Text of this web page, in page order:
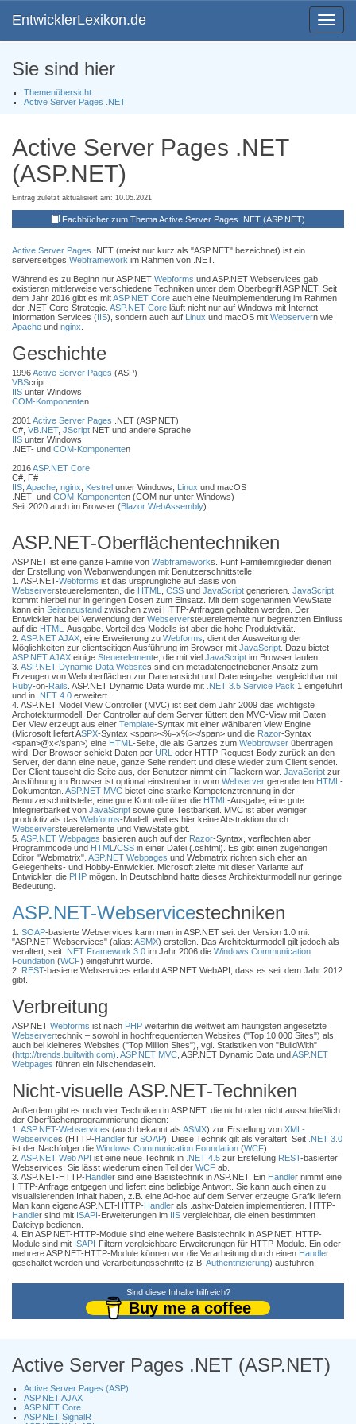
Toggle
EntwicklerLexikon.de
Sie sind hier
Themenübersicht
Active Server Pages .NET
Active Server Pages .NET
(ASP.NET)
Eintrag zuletzt aktualisiert am: 10.05.2021
Fachbücher zum Thema Active Server Pages .NET (ASP.NET)
Active Server Pages .NET (meist nur kurz als "ASP.NET" bezeichnet) ist ein
serverseitiges Webframework im Rahmen von .NET.
Während es zu Beginn nur ASP.NET Webforms und ASP.NET Webservices gab,
existieren mittlerweise verschiedene Techniken unter dem Oberbegriff ASP.NET. Seit
dem Jahr 2016 gibt es mitASP.NET Core auch eine Neuimplementierung im Rahmen
der .NET Core-Strategie. ASP.NET Core läuft nicht nur auf Windows mit Internet
Information Services (IIS), sondern auch auf Linux und macOS mit Webservern wie
Apache und nginx
Geschichte
1996Active Server Pages (ASP)
VBScript
IIS unter Windows
COM-Komponenten
2001 Active Server Pages .NET (ASP.NET)
C#, VB.NET, JScript .NET und andere Sprache
IIS unter Windows
.NET- und COM-Komponenten
2016ASP.NET Core
C#, F#
IIS Apache nginx Kestrel unter Windows, Linux und macOS
.NET- und COM-Komponenten (COM nur unter Windows)
Seit 2020 auch im Browser (Blazor WebAssembly)
ASP.NET-Oberflächentechniken
ASP.NET ist eine ganze Familie von Webframeworks. Fünf Familiemitglieder dienen
der Erstellung von Webanwendungen mit Benutzerschnittstelle:
1. ASP.NET-Webforms ist das ursprüngliche auf Basis von
Webserversteuerelementen, die HTML CSS und JavaScript generieren. JavaScript
kommt hierbei nur in geringen Dosen zum Einsatz. Mit dem sogenannten ViewState
kann ein Seitenzustand zwischen zwei HTTP-Anfragen gehalten werden. Der
Entwickler hat bei Verwendung der Webserversteuerelemente nur begrenzten Einfluss
auf die HTML -Ausgabe. Vorteil des Modells ist aber die hohe Produktivität.
2. ASP.NET AJAX , eine Erweiterung zu Webforms , dient der Ausweitung der
Möglichkeiten zur clientseitigen Ausführung im Browser mit JavaScript . Dazu bietet
ASP.NET AJAX einige Steuerelemente, die mit viel JavaScript im Browser laufen.
3. ASP.NET Dynamic Data Websites sind ein metadatengetriebener Ansatz zum
Erzeugen von Weboberflächen zur Datenansicht und Dateneingabe, vergleichbar mit
Ruby-on-Rails . ASP.NET Dynamic Data wurde mit .NET 3.5 Service Pack 1 eingeführt
und in .NET 4.0 erweitert.
4. ASP.NET Model View Controller (MVC) ist seit dem Jahr 2009 das wichtigste
Archotekturmodell. Der Controller auf dem Server füttert den MVC-View mit Daten.
Der View erzeugt aus einer Template-Syntax mit einer wählbaren View Engine
(Microsoft liefert ASPX-Syntax <span><%=x%></span> und die Razor-Syntax
<span>@x</span>) eine HTML -Seite, die als Ganzes zum Webbrowser übertragen
wird. Der Browser schickt Daten per URL oder HTTP-Request-Body zurück an den
Server, der dann eine neue, ganze Seite rendert und diese wieder zum Client sendet.
Der Client tauscht die Seite aus, der Benutzer nimmt ein Flackern war. JavaScript zur
Ausführung im Browser ist optional einstreubar in vom Webserver gerenderten HTML -
Dokumenten. ASP.NET MVC bietet eine starke Kompetenztrennung in der
Benutzerschnittstelle, eine gute Kontrolle über die HTML -Ausgabe, eine gute
Integrierbarkeit von JavaScript sowie gute Testbarkeit. MVC ist aber weniger
produktiv als das Webforms-Modell, weil es hier keine Abstraktion durch
Webserversteuerelemente und ViewState gibt.
5. ASP.NET Webpages basieren auch auf der Razor-Syntax, verflechten aber
Programmcode und HTML /CSS in einer Datei (.cshtml). Es gibt einen zugehörigen
Editor "Webmatrix". ASP.NET Webpages und Webmatrix richten sich eher an
Gelegenheits- und Hobby-Entwickler. Microsoft zielte mit dieser Variante auf
Entwickler, die PHP mögen. In Deutschland hatte dieses Architekturmodell nur geringe
Bedeutung.
ASP.NET-Webservicestechniken
1. SOAP-basierte Webservices kann man in ASP.NET seit der Version 1.0 mit
"ASP.NET Webservices" (alias: ASMX) erstellen. Das Architekturmodell gilt jedoch als
veraltert, seit .NET Framework 3.0 im Jahr 2006 die Windows Communication
Foundation (WCF) eingeführt wurde.
2. REST-basierte Webservices erlaubt ASP.NET WebAPI, dass es seit dem Jahr 2012
gibt.
Verbreitung
ASP.NET Webforms ist nach PHP weiterhin die weltweit am häufigsten angesetzte
Webservertechnik – sowohl in hochfrequentierten Websites ("Top 10.000 Sites") als
auch bei kleineres Websites ("Top Million Sites"), vgl. Statistiken von "BuildWith"
(http://trends.builtwith.com) ASP.NET MVC , ASP.NET Dynamic Data undASP.NET
Webpages führen ein Nischendasein.
Nicht-visuelle ASP.NET-Techniken
Außerdem gibt es noch vier Techniken in ASP.NET, die nicht oder nicht ausschließlich
der Oberflächenprogrammierung dienen:
1. ASP.NET-Webservices (auch bekannt als ASMX) zur Erstellung von XML-
Webservices (HTTP-Handler für SOAP). Diese Technik gilt als veraltert. Seit .NET 3.0
ist der Nachfolger die Windows Communication Foundation (WCF)
2. ASP.NET Web API ist eine neue Technik in .NET 4.5 zur Erstellung REST-basierter
Webservices. Sie lässt wiederum einen Teil der WCF ab.
3. ASP.NET-HTTP-Handler sind eine Basistechnik in ASP.NET. Ein Handler nimmt eine
HTTP-Anfrage entgegen und liefert eine beliebige Antwort. Sie kann auch einen zu
visualisierenden Inhalt haben, z.B. eine Ad-hoc auf dem Server erzeugte Grafik liefern.
Man kann eigene ASP.NET-HTTP-Handler als .ashx-Dateien implementieren. HTTP-
Handler sind mit ISAPI-Erweiterungen im IIS vergleichbar, die einen bestimmten
Dateityp bedienen.
4. Ein ASP.NET-HTTP-Module sind eine weitere Basistechnik in ASP.NET. HTTP-
Module sind mit ISAPI-Filtern vergleichbare Erweiterungen für HTTP-Module. Ein oder
mehrere ASP.NET-HTTP-Module können vor die Verarbeitung durch einen Handler
geschaltet werden und Verarbeitungsschritte (z.B. Authentifizierung) ausführen.
Sind diese Inhalte hilfreich?
Buy me a coffee
Active Server Pages .NET (ASP.NET)
Active Server Pages (ASP)
ASP.NET AJAX
ASP.NET Core
ASP.NET SignalR